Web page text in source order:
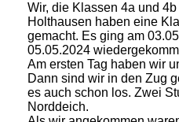
Wir, die Klassen 4a und
Holthausen haben eine
gemacht. Es ging am
05.05.2024
Am ersten Tag haben wir
Dann sind wir in den Zug
es auch schon los. Zwei
Norddeich.